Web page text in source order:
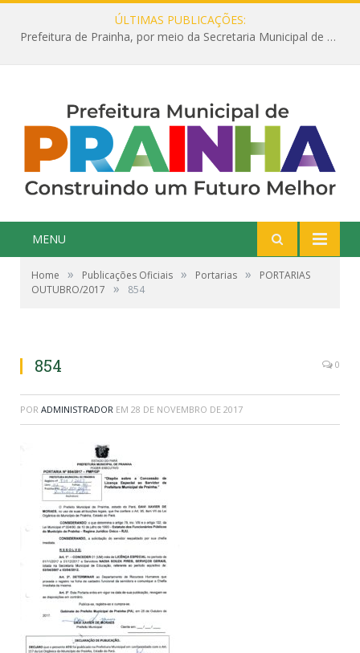
ÚLTIMAS PUBLICAÇÕES:
Prefeitura de Prainha, por meio da Secretaria Municipal de Educação, abre 354 vagas na área da Educação para 2025 com processo seletivo simplificado
MENU
Home » Publicações Oficiais » Portarias »
PORTARIAS
OUTUBRO/2017
» 854
854 0
POR ADMINISTRADOR EM 28 DE NOVEMBRO DE 2017